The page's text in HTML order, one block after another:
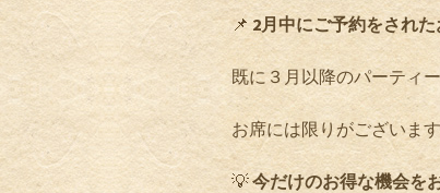
📌 2月中にご予約をされ
既に３月以降のパーティ
お席には限りがございま
💡今だけのお得な機会を